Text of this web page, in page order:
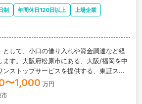
制 年間休日120日以上
上場企業
として、小口の借り入れや資金調達など経
ます。大阪府松原市にある、大阪/福岡を中
ストップサービスを提供する、東証スタ
介会社の求人です。
〜1,000 万円
市